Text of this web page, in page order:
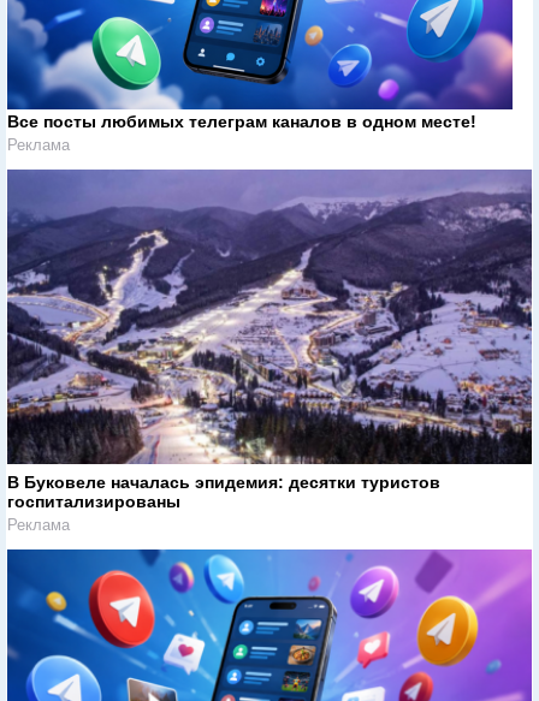
Все посты любимых телеграм каналов в одном месте!
Реклама
В Буковеле началась эпидемия: десятки туристов
госпитализированы
Реклама